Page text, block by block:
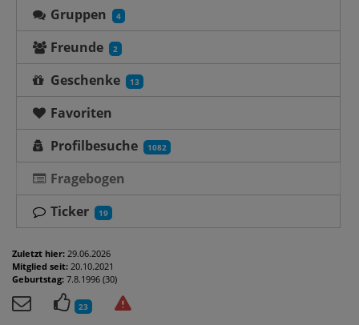
Gruppen 4
Freunde 2
Geschenke 13
Favoriten
Profilbesuche
1082
Fragebogen
Ticker
19
Zuletzt hier: 29.06.2026
Mitglied seit: 20.10.2021
Geburtstag: 7.8.1996 (30)
23